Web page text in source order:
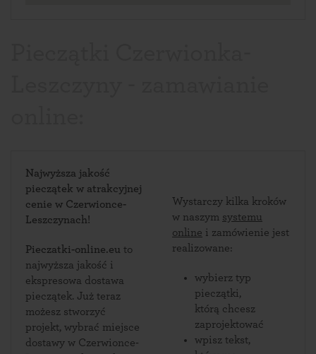
Najwyższa jakość
pieczątek w atrakcyjnej
cenie w Czerwionce-
Leszczynach!
Pieczatki-online.eu to
najwyższa jakość i
ekspresowa dostawa
pieczątek. Już teraz
możesz stworzyć
projekt, wybrać miejsce
dostawy w Czerwionce-
Wystarczy kilka kroków
w naszym systemu
online i zamówienie jest
realizowane:
wybierz typ
pieczątki,
którą chcesz
zaprojektować
wpisz tekst,